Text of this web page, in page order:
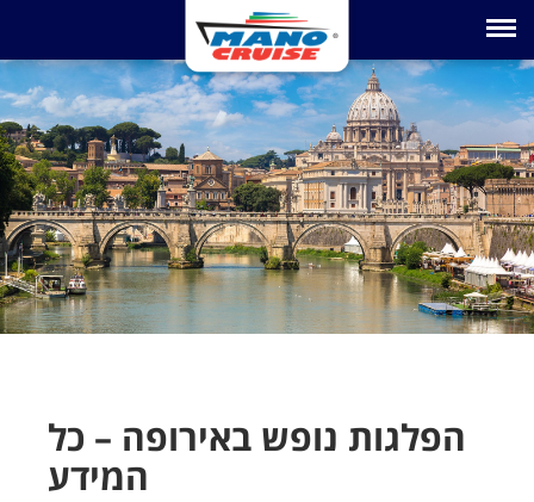
Toggle
הפלגות נופש באירופה – כל
המידע